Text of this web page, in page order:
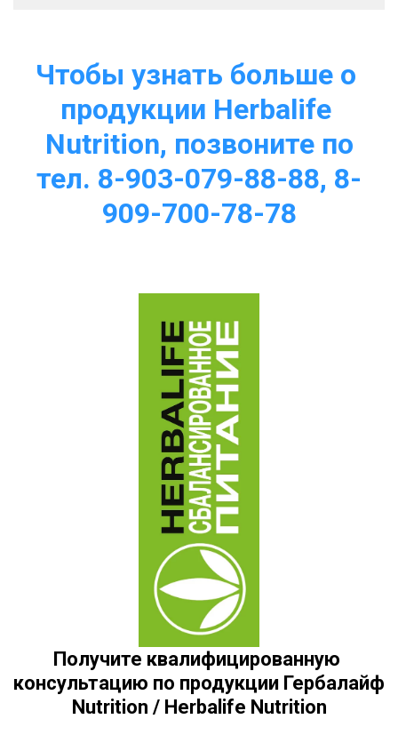
Чтобы узнать больше о
продукции Herbalife
Nutrition, позвоните по
тел. 8-903-079-88-88, 8-
909-700-78-78
Получите квалифицированную
консультацию по продукции Гербалайф
Nutrition / Herbalife Nutrition